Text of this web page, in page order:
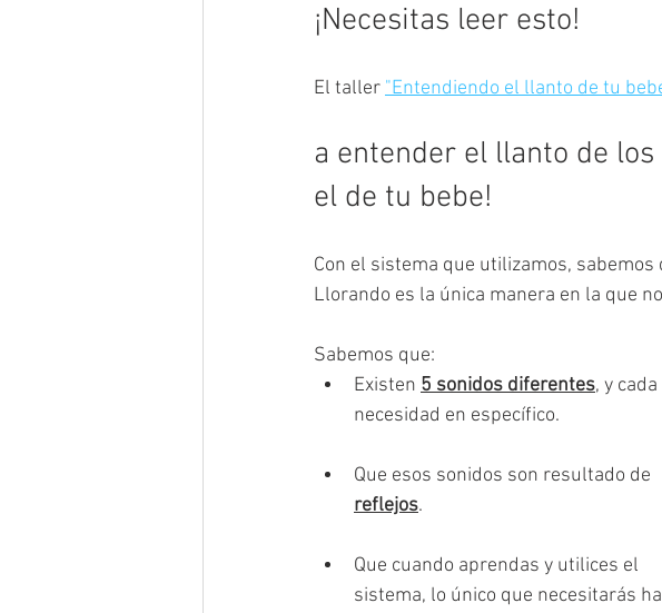
¡Necesitas leer esto!
El taller "Entendiendo el llanto de tu
a entender el llanto de
el de tu bebe!
Con el sistema que utilizamos, sabemos
Llorando es la única manera en la que
Sabemos que:
Existen 5 sonidos diferentes, y
necesidad en específico.
Que esos sonidos son resultado de
reflejos.
Que cuando aprendas y utilices el
sistema, lo único que necesitarás